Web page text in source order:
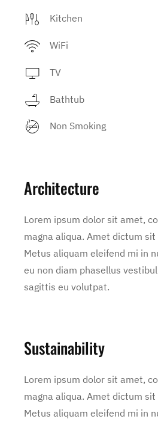
Kitchen
WiFi
TV
Bathtub
Non Smoking
Architecture
Lorem ipsum dolor sit amet,
magna aliqua. Amet dictum
Metus aliquam eleifend mi in
eu non diam phasellus
sagittis eu volutpat.
Sustainability
Lorem ipsum dolor sit amet,
magna aliqua. Amet dictum
Metus aliquam eleifend mi in